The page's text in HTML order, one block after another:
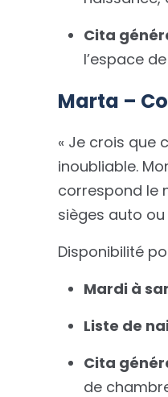
Cita
l’espace
Marta –
« Je crois que
inoubliable.
correspond le
sièges auto ou
Disponibilité
Mardi à
Liste de
Cita
de